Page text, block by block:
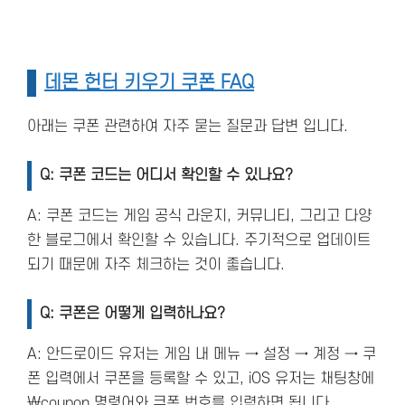
데몬 헌터 키우기 쿠폰 FAQ
아래는 쿠폰 관련하여 자주 묻는 질문과 답변 입니다.
Q: 쿠폰 코드는 어디서 확인할 수 있나요?
A: 쿠폰 코드는 게임 공식 라운지, 커뮤니티, 그리고 다양
한 블로그에서 확인할 수 있습니다. 주기적으로 업데이트
되기 때문에 자주 체크하는 것이 좋습니다.
Q: 쿠폰은 어떻게 입력하나요?
A: 안드로이드 유저는 게임 내 메뉴 → 설정 → 계정 → 쿠
폰 입력에서 쿠폰을 등록할 수 있고, iOS 유저는 채팅창에